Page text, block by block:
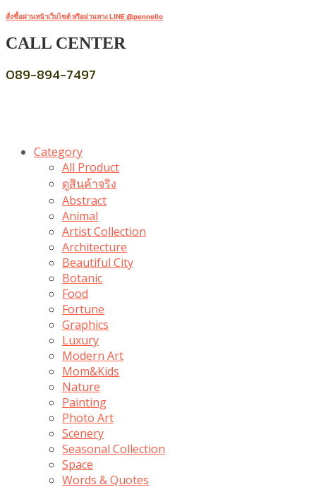
สั่งซื้อผ่านหน้าเว็บไซต์ หรือผ่านทาง LINE @pennello
CALL CENTER
089-894-7497
Category
All Product
ดูสินค้าจริง
Abstract
Animal
Artist Collection
Architecture
Beautiful City
Botanic
Food
Fortune
Graphics
Luxury
Modern Art
Mom&Kids
Nature
Painting
Photo Art
Scenery
Seasonal Collection
Space
Words & Quotes